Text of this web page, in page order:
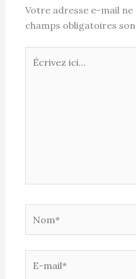
Votre adresse e-mail ne
champs obligatoires
ici…
mail*